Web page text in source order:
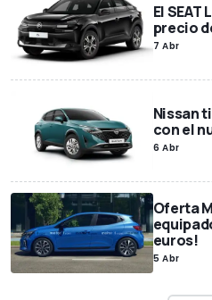
El
precio
7 Abr
Nissan
con el
6 Abr
Oferta
euros!
5 Abr